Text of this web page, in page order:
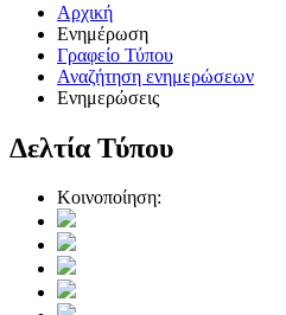
Αρχική
Ενημέρωση
Γραφείο Τύπου
Αναζήτηση ενημερώσεων
Ενημερώσεις
Δελτία Τύπου
Κοινοποίηση: